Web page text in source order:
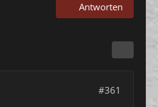
Antworten
#361